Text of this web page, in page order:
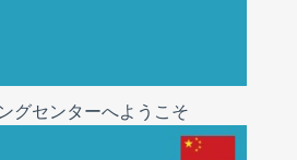
グセンターへようこそ